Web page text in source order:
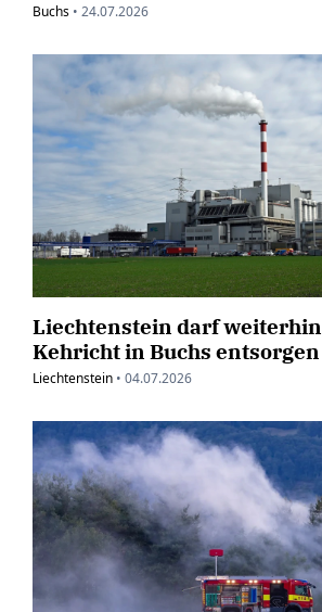
Buchs • 24.07.2026
Liechtenstein darf weiterhin
Kehricht in Buchs entsorgen
Liechtenstein • 04.07.2026